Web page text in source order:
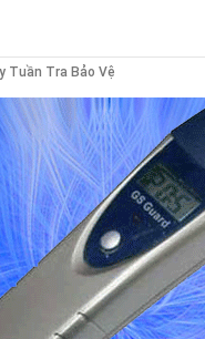
Tuần Tra Bảo Vệ